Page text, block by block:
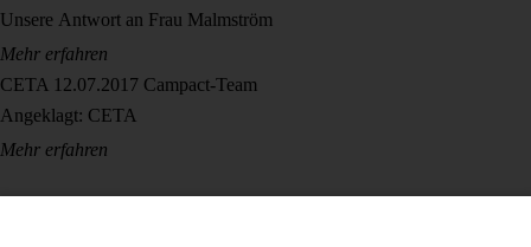
Unsere Antwort an Frau Malmström
Mehr erfahren
CETA 12.07.2017 Campact-Team
Angeklagt: CETA
Mehr erfahren